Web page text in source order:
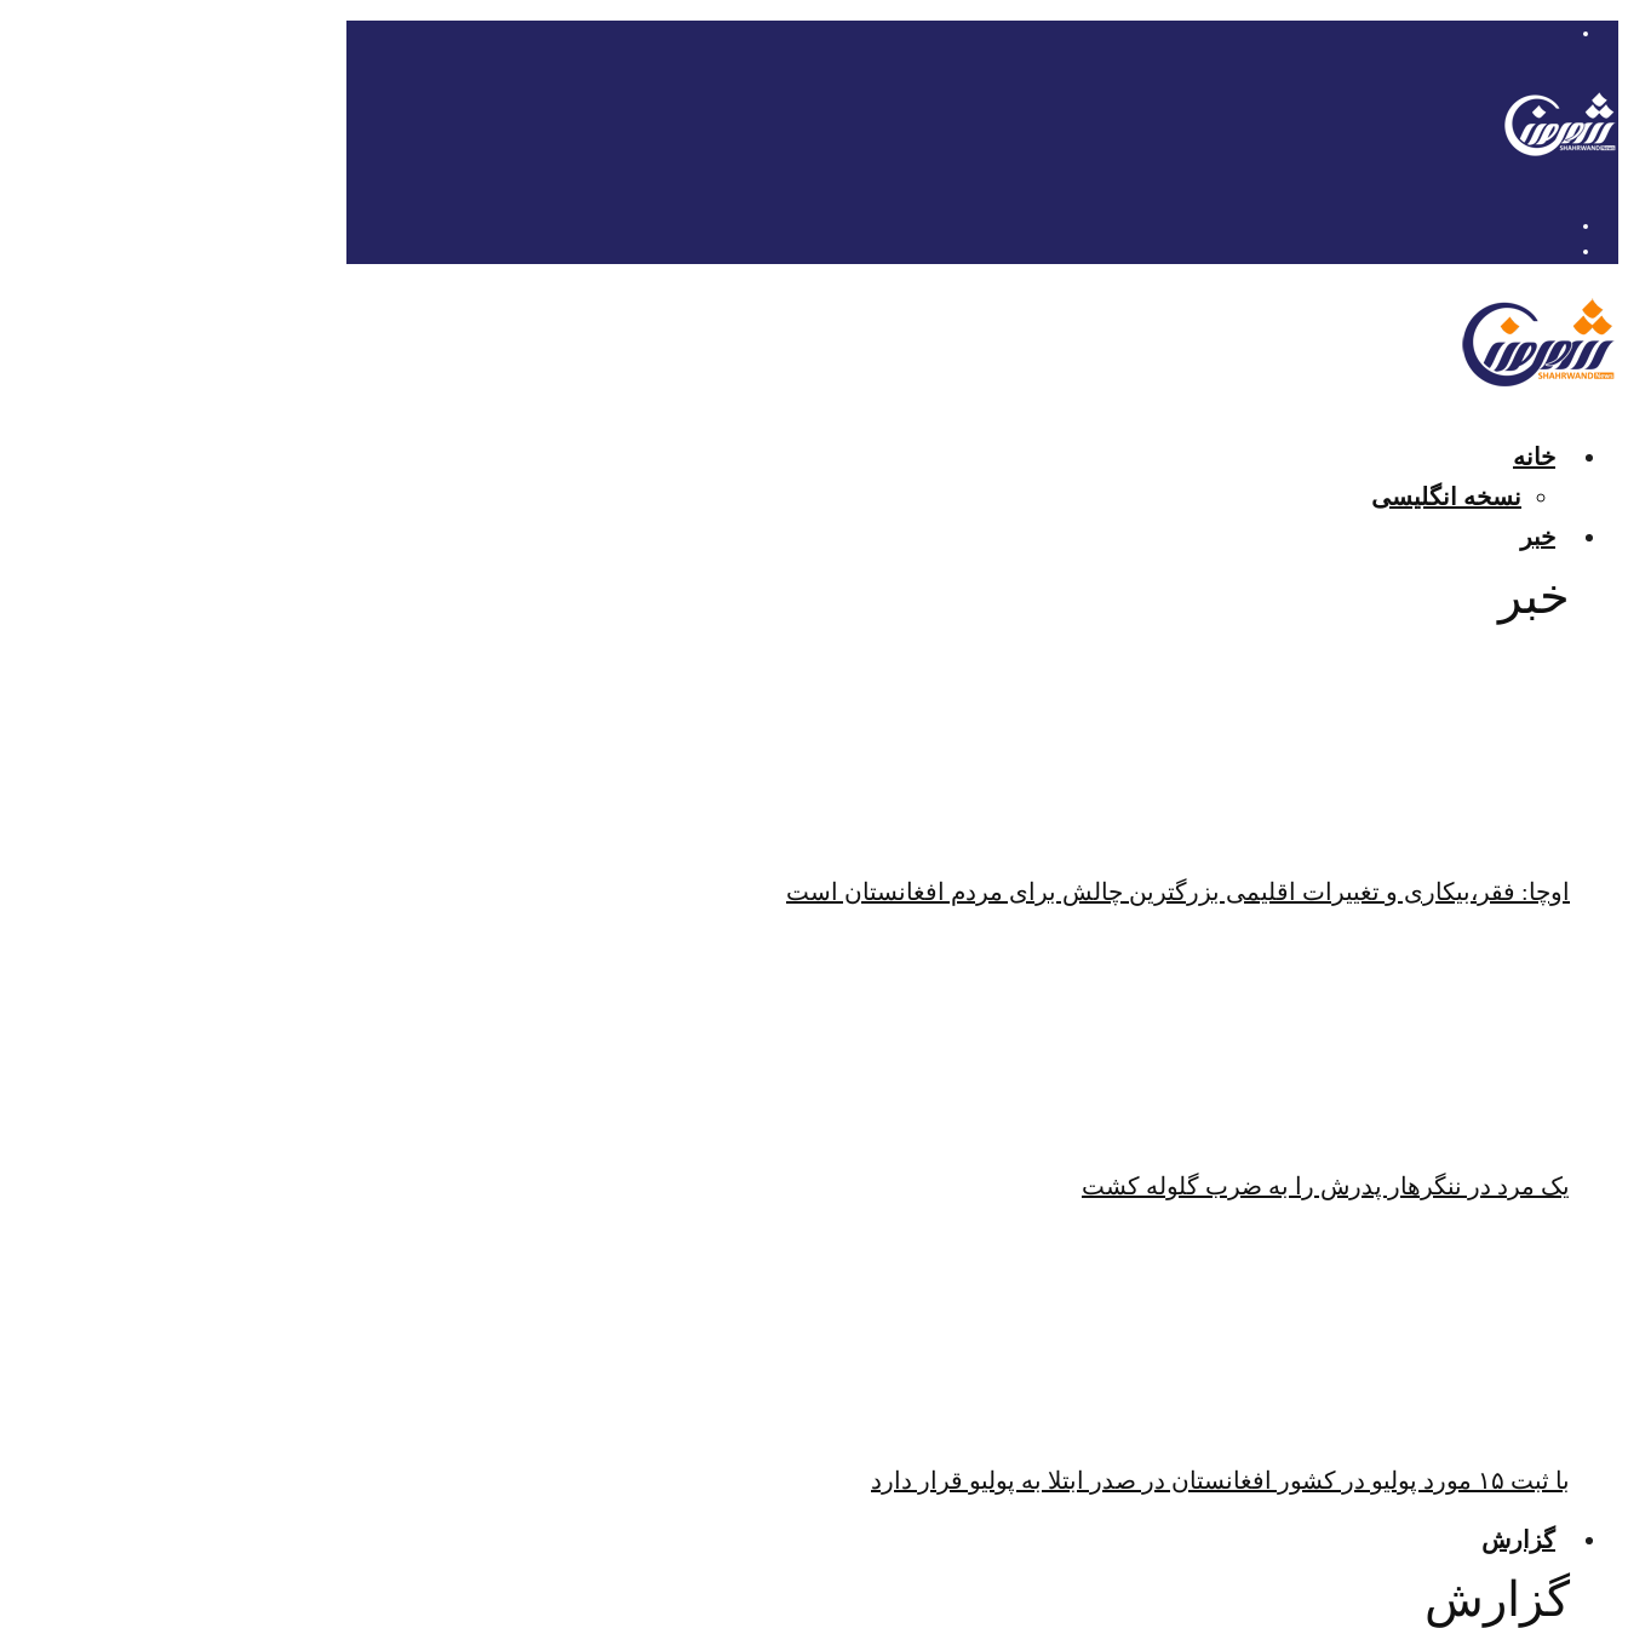
خانه
نسخه انگلیسی
خبر
خبر
اوچا: فقر،بیکاری و تغییرات اقلیمی بزرگترین چالش برای مردم افغانستان است
یک مرد در ننگرهار پدرش را به ضرب گلوله کشت
با ثبت ۱۵ مورد پولیو در کشور افغانستان در صدر ابتلا به پولیو قرار دارد
گزارش
گزارش